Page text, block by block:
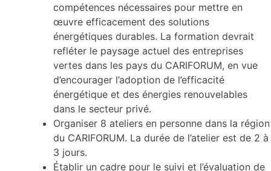
compétences nécessaires pour mettre en
œuvre efficacement des solutions
énergétiques durables. La formation devrait
refléter le paysage actuel des entreprises
vertes dans les pays du CARIFORUM, en vue
d’encourager l’adoption de l’efficacité
énergétique et des énergies renouvelables
dans le secteur privé.
Organiser 8 ateliers en personne dans la région
du CARIFORUM. La durée de l’atelier est de 2 à
3 jours.
Établir un cadre pour le suivi et l’évaluation de